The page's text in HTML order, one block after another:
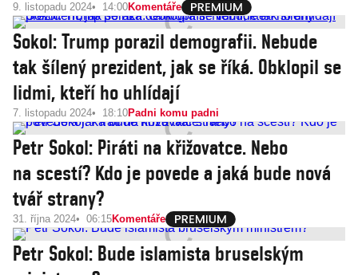
9. listopadu 2024 14:00Komentáře
Sokol: Trump porazil demografii. Nebude
tak šílený prezident, jak se říká. Obklopil se
lidmi, kteří ho uhlídají
7. listopadu 2024 18:10Padni komu padni
Petr Sokol: Piráti na křižovatce. Nebo
na scestí? Kdo je povede a jaká bude nová
tvář strany?
31. října 2024 06:15Komentáře
Petr Sokol: Bude islamista bruselským